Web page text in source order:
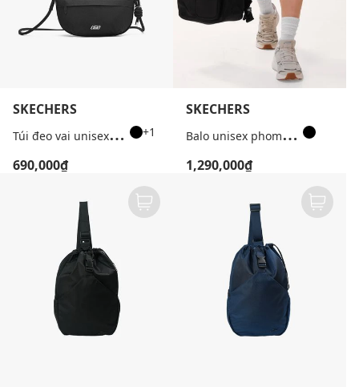
SKECHERS
T
úi đeo vai unisex hình bán nguyệt phối logo +1
690,000₫
SKECHERS
B
alo unisex phom chữ nhật phối logo
1,290,000₫